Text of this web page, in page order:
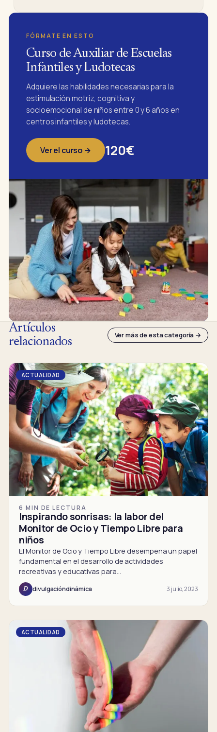
FÓRMATE EN ESTO
Curso de Auxiliar de Escuelas
Infantiles y Ludotecas
Adquiere las habilidades necesarias para la
estimulación motriz, cognitiva y
socioemocional de niños entre 0 y 6 años en
centros infantiles y ludotecas.
Ver el curso → 120€
Artículos
relacionados
Ver más de esta categoría →
ACTUALIDAD
6 MIN DE LECTURA
Inspirando sonrisas: la labor del
Monitor de Ocio y Tiempo Libre para
niños
El Monitor de Ocio y Tiempo Libre desempeña un papel
fundamental en el desarrollo de actividades
recreativas y educativas para…
D divulgacióndinámica 3 julio, 2023
ACTUALIDAD